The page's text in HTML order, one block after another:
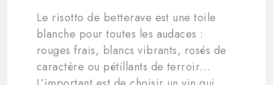
Le risotto de betterave est une toile
blanche pour toutes les audaces :
rouges frais, blancs vibrants, rosés de
caractère ou pétillants de terroir…